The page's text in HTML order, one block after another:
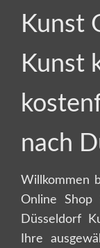
Kunst
Kunst
nach
Willkommen
Online
Düsseldorf
Ihre